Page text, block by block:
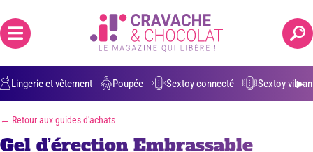
Lingerie et vêtement Poupée Sextoy connecté Sextoy
grossesse Anulingus Ejaculation buccale Parler de
← Retour aux guides d'achats
Gel d’érection Embrassable